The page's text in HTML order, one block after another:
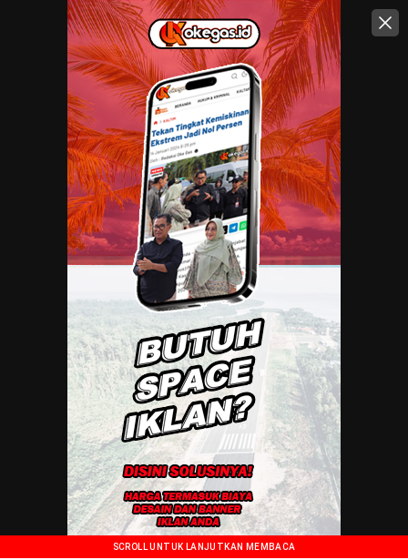
SCROLL UNTUK LANJUTKAN MEMBACA